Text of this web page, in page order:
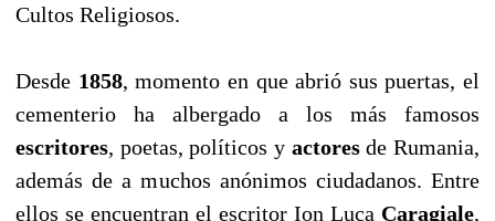
Cultos Religiosos.
Desde 1858, momento en que abrió sus puertas, el
cementerio ha albergado a los más famosos
escritores, poetas, políticos y actoresde Rumania,
además de a muchos anónimos ciudadanos. Entre
ellos se encuentran el escritor Ion Luca Caragiale,